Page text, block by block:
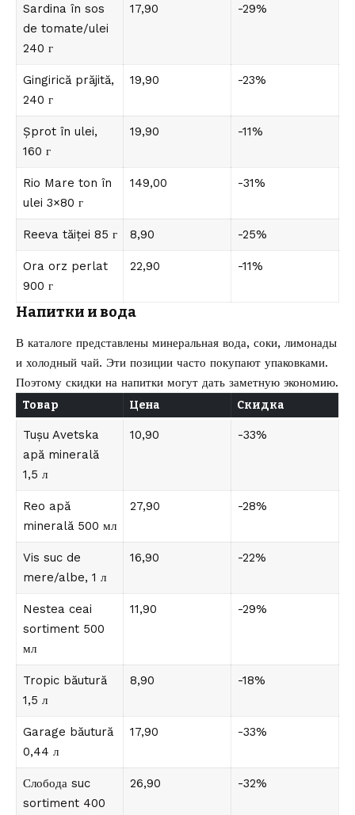
Sardina în sos
de tomate/ulei
240 г
17,90 -29%
Gingirică prăjită,
240 г
19,90 -23%
Șprot în ulei,
160 г
19,90 -11%
Rio Mare ton în
ulei 3×80 г
149,00 -31%
Reeva tăiței 85 г 8,90 -25%
Ora orz perlat
900 г
22,90 -11%
Напитки и вода
В каталоге представлены минеральная вода, соки, лимонады
и холодный чай. Эти позиции часто покупают упаковками.
Поэтому скидки на напитки могут дать заметную экономию.
Товар Цена Скидка
Tușu Avetska
apă minerală
1,5 л
10,90 -33%
Reo apă
minerală 500 мл
27,90 -28%
Vis suc de
mere/albe, 1 л
16,90 -22%
Nestea ceai
sortiment 500
мл
11,90 -29%
Tropic băutură
1,5 л
8,90 -18%
Garage băutură
0,44 л
17,90 -33%
Слобода suc
sortiment 400
26,90 -32%